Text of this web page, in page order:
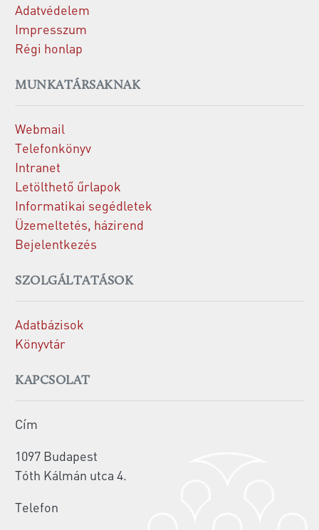
Adatvédelem
Impresszum
Régi honlap
MUNKATÁRSAKNAK
Webmail
Telefonkönyv
Intranet
Letölthető űrlapok
Informatikai segédletek
Üzemeltetés, házirend
Bejelentkezés
SZOLGÁLTATÁSOK
Adatbázisok
Könyvtár
KAPCSOLAT
Cím
1097 Budapest
Tóth Kálmán utca 4.
Telefon